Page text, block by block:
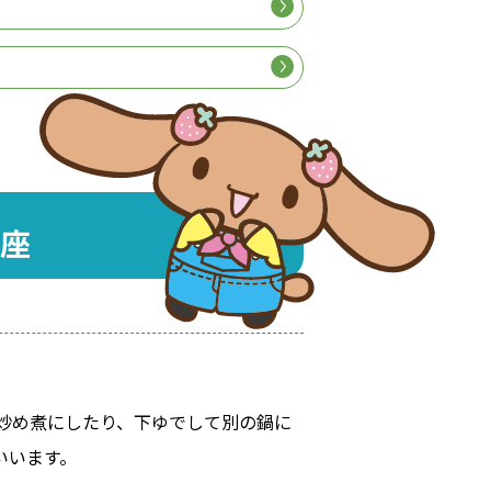
煮にしたり、下ゆでして別の鍋に
ます。